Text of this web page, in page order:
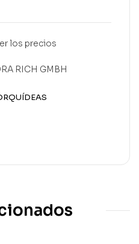
los precios
RICH GMBH